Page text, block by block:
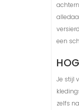
een
Je stijl
zelfs